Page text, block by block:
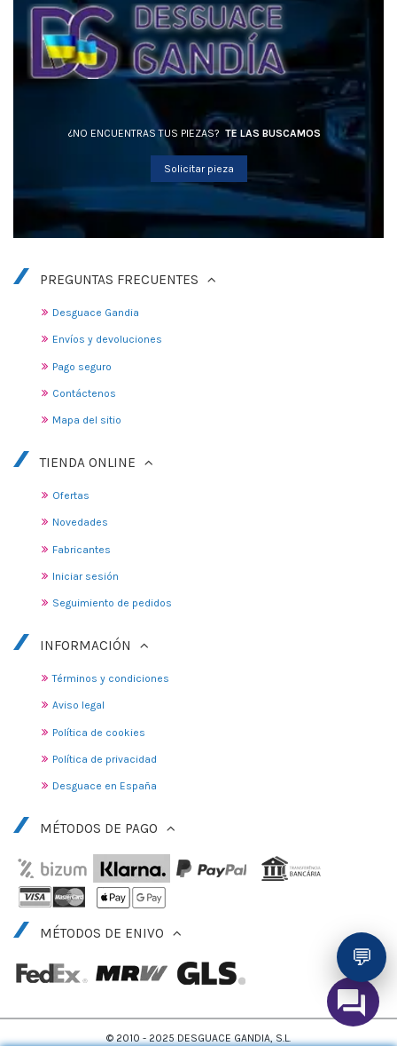
¿NO ENCUENTRAS TUS PIEZAS? TE LAS BUSCAMOS
Solicitar pieza
PREGUNTAS FRECUENTES
Desguace Gandia
Envíos y devoluciones
Pago seguro
Contáctenos
Mapa del sitio
TIENDA ONLINE
Ofertas
Novedades
Fabricantes
Iniciar sesión
Seguimiento de pedidos
INFORMACIÓN
Términos y condiciones
Aviso legal
Política de cookies
Política de privacidad
Desguace en España
MÉTODOS DE PAGO
MÉTODOS DE ENIVO
💬
© 2010 - 2025 DESGUACE GANDIA, S.L.